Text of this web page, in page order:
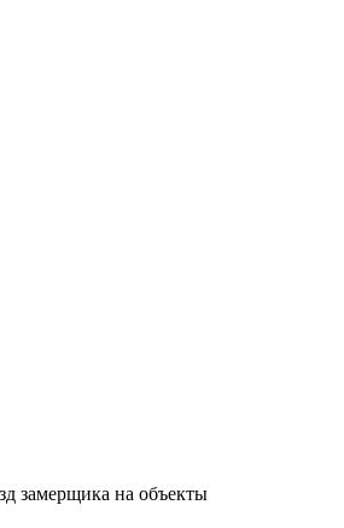
замерщика на объекты